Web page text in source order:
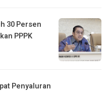
30 Persen
PPPK
Penyaluran